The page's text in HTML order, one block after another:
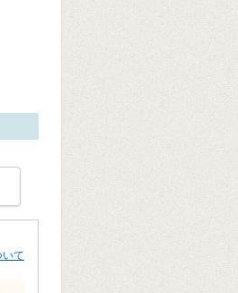
いて